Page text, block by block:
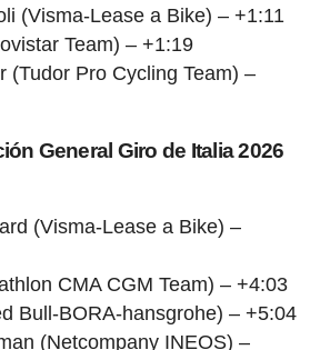
(Visma-Lease a Bike) – +1:11
Team) – +1:19
(Tudor Pro Cycling Team) –
General Giro de Italia 2026
(Visma-Lease a Bike) –
CMA CGM Team) – +4:03
Bull-BORA-hansgrohe) – +5:04
(Netcompany INEOS) –